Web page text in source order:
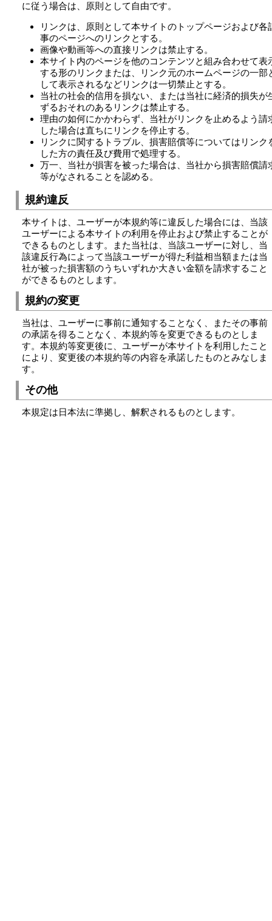
に従う場合は、原則として自由です。
リンクは、原則として本サイトのトップページおよび各
事のページへのリンクとする。
画像や動画等への直接リンクは禁止する。
本サイト内のページを他のコンテンツと組み合わせて表
する形のリンクまたは、リンク元のホームページの一部
して表示されるなどリンクは一切禁止とする。
当社の社会的信用を損ない、または当社に経済的損失が
ずるおそれのあるリンクは禁止する。
理由の如何にかかわらず、当社がリンクを止めるよう請
した場合は直ちにリンクを停止する。
リンクに関するトラブル、損害賠償等についてはリンク
した方の責任及び費用で処理する。
万一、当社が損害を被った場合は、当社から損害賠償請
等がなされることを認める。
規約違反
本サイトは、ユーザーが本規約等に違反した場合には、当該
ユーザーによる本サイトの利用を停止および禁止することが
できるものとします。また当社は、当該ユーザーに対し、当
該違反行為によって当該ユーザーが得た利益相当額または当
社が被った損害額のうちいずれか大きい金額を請求すること
ができるものとします。
規約の変更
当社は、ユーザーに事前に通知することなく、またその事前
の承諾を得ることなく、本規約等を変更できるものとしま
す。本規約等変更後に、ユーザーが本サイトを利用したこと
により、変更後の本規約等の内容を承諾したものとみなしま
す。
その他
本規定は日本法に準拠し、解釈されるものとします。